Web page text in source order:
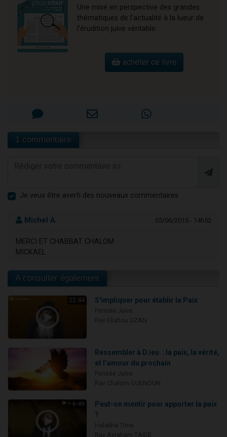
Une mise en perspective des grandes
thématiques de l'actualité à la lueur de
l'érudition juive véritable.
acheter ce livre
1 commentaire
Je veux être averti des nouveaux commentaires
Michel A. 05/06/2015 - 14h52
MERCI ET CHABBAT CHALOM
MICKAEL
A consulter également
22:44 S'impliquer pour établir la Paix
Ressembler à D.ieu : la paix, la vérité,
et l’amour du prochain
6:49
Peut-on mentir pour apporter la paix
?